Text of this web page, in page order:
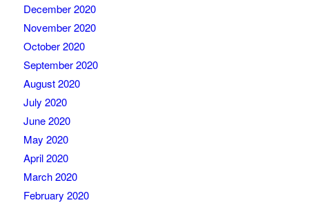
December 2020
November 2020
October 2020
September 2020
August 2020
July 2020
June 2020
May 2020
April 2020
March 2020
February 2020